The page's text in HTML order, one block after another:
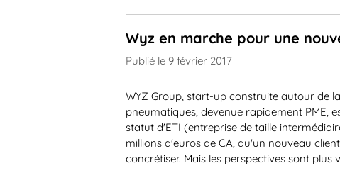
Wyz en marche pour une
Publié le 9 février 2017
WYZ Group, start-up construite autour de
pneumatiques, devenue rapidement PME,
statut d'ETI (entreprise de taille
millions d'euros de CA, qu'un nouveau
concrétiser. Mais les perspectives sont plus